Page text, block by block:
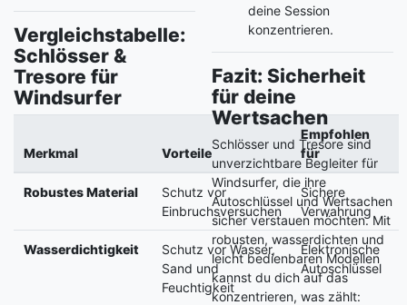
Vergleichstabelle:
Schlösser &
Tresore für
Windsurfer
Merkmal Vorteile
Empfohlen
für
Robustes Material
Schutz vor
Einbruchsversuchen
Sichere
Verwahrung
Wasserdichtigkeit
Schutz vor Wasser,
Sand und
Feuchtigkeit
Elektronische
Autoschlüssel
deine Session
konzentrieren.
Fazit: Sicherheit
für deine
Wertsachen
Schlösser und Tresore sind
unverzichtbare Begleiter für
Windsurfer, die ihre
Autoschlüssel und Wertsachen
sicher verstauen möchten. Mit
robusten, wasserdichten und
leicht bedienbaren Modellen
kannst du dich auf das
konzentrieren, was zählt: